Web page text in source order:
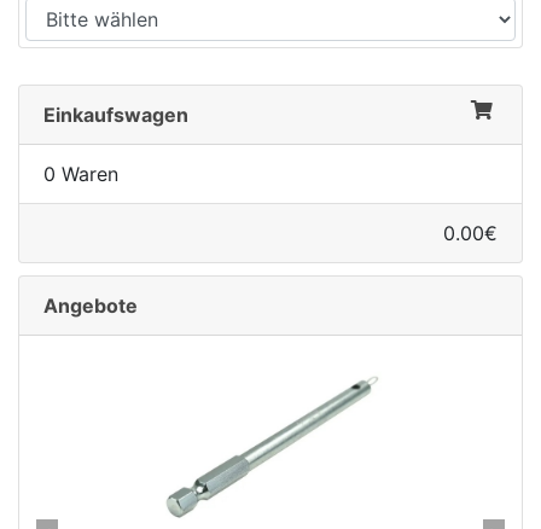
Einkaufswagen
0 Waren
0.00€
Angebote